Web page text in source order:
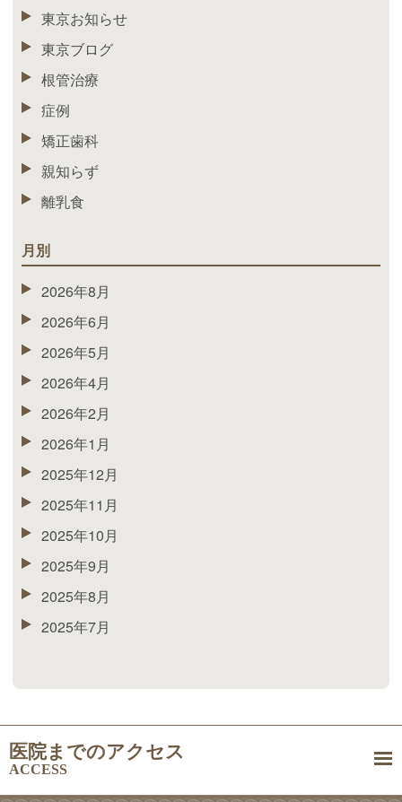
東京お知らせ
東京ブログ
根管治療
症例
矯正歯科
親知らず
離乳食
月別
2026年8月
2026年6月
2026年5月
2026年4月
2026年2月
2026年1月
2025年12月
2025年11月
2025年10月
2025年9月
2025年8月
2025年7月
医院までのアクセス
ACCESS